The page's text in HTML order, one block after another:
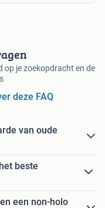
op je zoekopdracht en de
deze FAQ
van oude
beste
een non-holo